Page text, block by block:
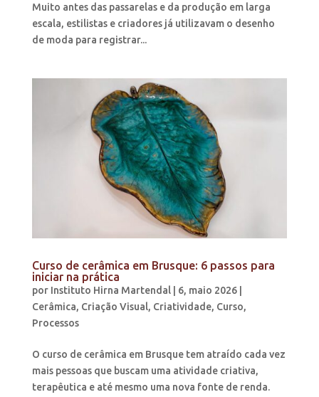
Muito antes das passarelas e da produção em larga
escala, estilistas e criadores já utilizavam o desenho
de moda para registrar...
Curso de cerâmica em Brusque: 6 passos para
iniciar na prática
por Instituto Hirna Martendal| 6, maio 2026|
Cerâmica, Criação Visual, Criatividade, Curso,
Processos
O curso de cerâmica em Brusque tem atraído cada vez
mais pessoas que buscam uma atividade criativa,
terapêutica e até mesmo uma nova fonte de renda.